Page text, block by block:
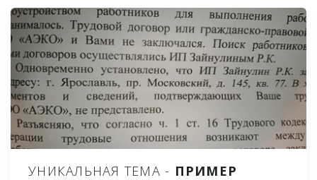
УНИКАЛЬНАЯ ТЕМА - ПРИМЕР